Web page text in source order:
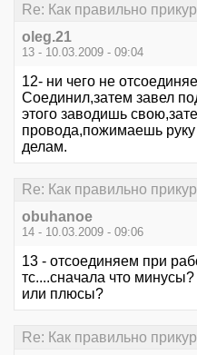
Re: Как правильно
oleg.21
13 - 10.03.2009 - 09:04
12- ни чего не
Соединил,затем завел
этого заводишь
провода,пожимаешь руку
делам.
Re: Как правильно
obuhanoe
14 - 10.03.2009 - 09:06
13 - отсоединяем при
тс....сначала что минусы?
или плюсы?
Re: Как правильно